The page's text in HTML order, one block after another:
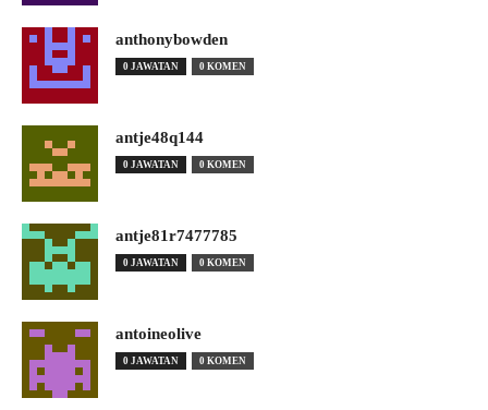
anthonybowden
0 JAWATAN 0 KOMEN
antje48q144
0 JAWATAN 0 KOMEN
antje81r7477785
0 JAWATAN 0 KOMEN
antoineolive
0 JAWATAN 0 KOMEN